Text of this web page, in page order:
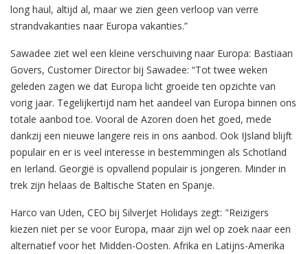
long haul, altijd al, maar we zien geen verloop van verre
strandvakanties naar Europa vakanties.”
Sawadee ziet wel een kleine verschuiving naar Europa: Bastiaan
Govers, Customer Director bij Sawadee: “Tot twee weken
geleden zagen we dat Europa licht groeide ten opzichte van
vorig jaar. Tegelijkertijd nam het aandeel van Europa binnen ons
totale aanbod toe. Vooral de Azoren doen het goed, mede
dankzij een nieuwe langere reis in ons aanbod. Ook IJsland blijft
populair en er is veel interesse in bestemmingen als Schotland
en Ierland. Georgië is opvallend populair is jongeren. Minder in
trek zijn helaas de Baltische Staten en Spanje.
Harco van Uden, CEO bij SilverJet Holidays zegt: "Reizigers
kiezen niet per se voor Europa, maar zijn wel op zoek naar een
alternatief voor het Midden-Oosten. Afrika en Latijns-Amerika